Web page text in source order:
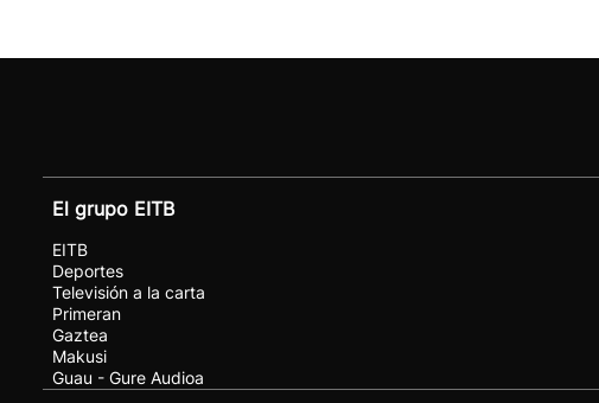
El grupo EITB
EITB
Deportes
Televisión a la carta
Primeran
Gaztea
Makusi
Guau - Gure Audioa